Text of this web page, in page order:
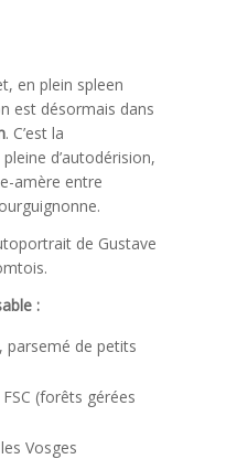
en plein spleen
est désormais dans
. C’est la
d’autodérision,
amère entre
de Gustave
:
parsemé de petits
(forêts gérées
Vosges